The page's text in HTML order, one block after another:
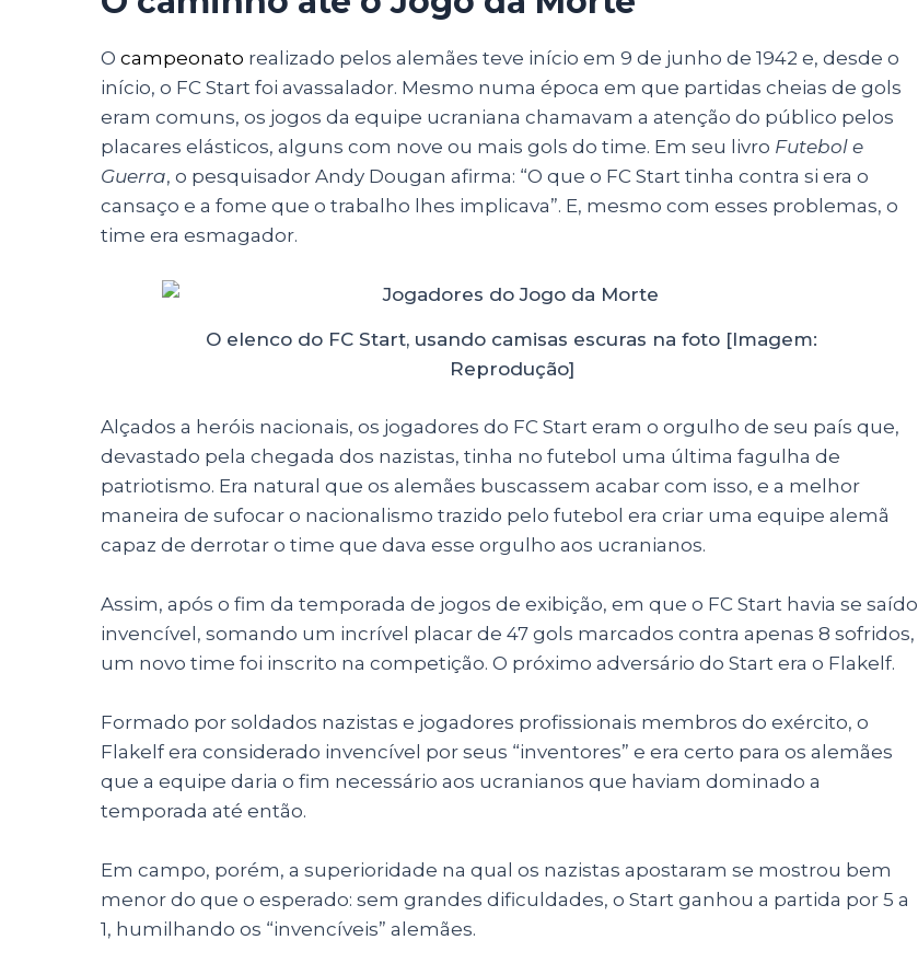
O campeonato realizado pelos alemães teve início em 9 de junho de 1942 e, desde o
início, o FC Start foi avassalador. Mesmo numa época em que partidas cheias de gols
eram comuns, os jogos da equipe ucraniana chamavam a atenção do público pelos
placares elásticos, alguns com nove ou mais gols do time. Em seu livro Futebol e
Guerra, o pesquisador Andy Dougan afirma: “O que o FC Start tinha contra si era o
cansaço e a fome que o trabalho lhes implicava”. E, mesmo com esses problemas, o
time era esmagador.
O elenco do FC Start, usando camisas escuras na foto [Imagem:
Reprodução]
Alçados a heróis nacionais, os jogadores do FC Start eram o orgulho de seu país que,
devastado pela chegada dos nazistas, tinha no futebol uma última fagulha de
patriotismo. Era natural que os alemães buscassem acabar com isso, e a melhor
maneira de sufocar o nacionalismo trazido pelo futebol era criar uma equipe alemã
capaz de derrotar o time que dava esse orgulho aos ucranianos.
Assim, após o fim da temporada de jogos de exibição, em que o FC Start havia se saído
invencível, somando um incrível placar de 47 gols marcados contra apenas 8 sofridos,
um novo time foi inscrito na competição. O próximo adversário do Start era o Flakelf.
Formado por soldados nazistas e jogadores profissionais membros do exército, o
Flakelf era considerado invencível por seus “inventores” e era certo para os alemães
que a equipe daria o fim necessário aos ucranianos que haviam dominado a
temporada até então.
Em campo, porém, a superioridade na qual os nazistas apostaram se mostrou bem
menor do que o esperado: sem grandes dificuldades, o Start ganhou a partida por 5 a
1, humilhando os “invencíveis” alemães.